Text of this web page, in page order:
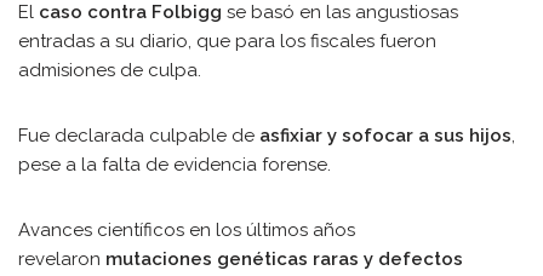
El caso contra Folbigg se basó en las angustiosas
entradas a su diario, que para los fiscales fueron
admisiones de culpa.
Fue declarada culpable de asfixiar y sofocar a sus hijos,
pese a la falta de evidencia forense.
Avances científicos en los últimos años
revelaron mutaciones genéticas raras y defectos